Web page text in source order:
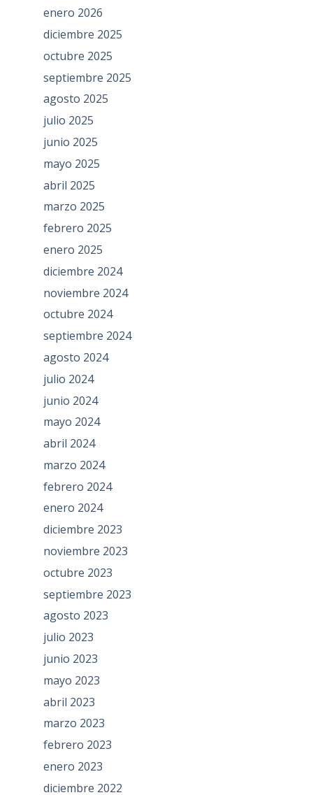
enero 2026
diciembre 2025
octubre 2025
septiembre 2025
agosto 2025
julio 2025
junio 2025
mayo 2025
abril 2025
marzo 2025
febrero 2025
enero 2025
diciembre 2024
noviembre 2024
octubre 2024
septiembre 2024
agosto 2024
julio 2024
junio 2024
mayo 2024
abril 2024
marzo 2024
febrero 2024
enero 2024
diciembre 2023
noviembre 2023
octubre 2023
septiembre 2023
agosto 2023
julio 2023
junio 2023
mayo 2023
abril 2023
marzo 2023
febrero 2023
enero 2023
diciembre 2022